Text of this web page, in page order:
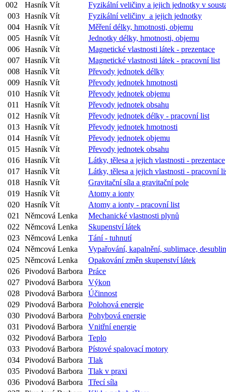
002
Hasník Vít
Fyzikální veličiny a jejich jednotky v
003 Hasník Vít
Fyzikální veličiny a jejich jednotky
004 Hasník Vít
Měření délky, hmotnosti, objemu
005 Hasník Vít
Jednotky délky, hmotnosti, objemu
006 Hasník Vít
Magnetické vlastnosti látek - prezentace
007 Hasník Vít
Magnetické vlastnosti látek - pracovní list
008 Hasník Vít
Převody jednotek délky
009 Hasník Vít
Převody jednotek hmotnosti
010 Hasník Vít
Převody jednotek objemu
011
Hasník Vít
Převody jednotek obsahu
012
Hasník Vít
Převody jednotek délky - pracovní list
013 Hasník Vít
Převody jednotek hmotnosti
014 Hasník Vít
Převody jednotek objemu
015 Hasník Vít
Převody jednotek obsahu
016 Hasník Vít
Látky, tělesa a jejich vlastnosti - prezentace
017 Hasník Vít
Látky, tělesa a jejich vlastnosti - pracovní
018 Hasník Vít
Gravitační síla a gravitační pole
019 Hasník Vít
Atomy a ionty
020 Hasník Vít
Atomy a ionty - pracovní list
021
Němcová Lenka
Mechanické vlastnosti plynů
022
Němcová Lenka
Skupenství látek
023 Němcová Lenka
Tání - tuhnutí
024 Němcová Lenka
Vypařování, kapalnění, sublimace,
025 Němcová Lenka
Opakování změn skupenství látek
026 Pivodová Barbora
Práce
027 Pivodová Barbora
Výkon
028 Pivodová Barbora
Účinnost
029 Pivodová Barbora
Polohová energie
030 Pivodová Barbora
Pohybová energie
031
Pivodová Barbora
Vnitřní energie
032
Pivodová Barbora
Teplo
033 Pivodová Barbora
Pístové spalovací motory
034 Pivodová Barbora
Tlak
035 Pivodová Barbora
Tlak v praxi
036 Pivodová Barbora
Třecí síla